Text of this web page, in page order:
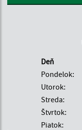
Deň
Pondelok:
Utorok:
Streda:
Štvrtok:
Piatok: